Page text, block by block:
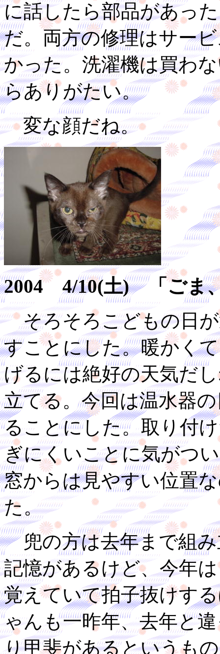
に話したら部品があっ
だ。両方の修理はサー
かった。洗濯機は買わ
らありがたい。
変な顔だね。
2004 4/10(土) 「ごま
そろそろこどもの日が
すことにした。暖かく
げるには絶好の天気だ
立てる。今回は温水器
ることにした。取り付
ぎにくいことに気がつ
窓からは見やすい位置
た。
兜の方は去年まで組み
記憶があるけど、今年
覚えていて拍子抜けす
ゃんも一昨年、去年と
り甲斐があるというも